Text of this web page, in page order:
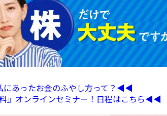
あったお金のふやし方って？◀︎◀︎
』オンラインセミナー！日程はこちら◀︎◀︎